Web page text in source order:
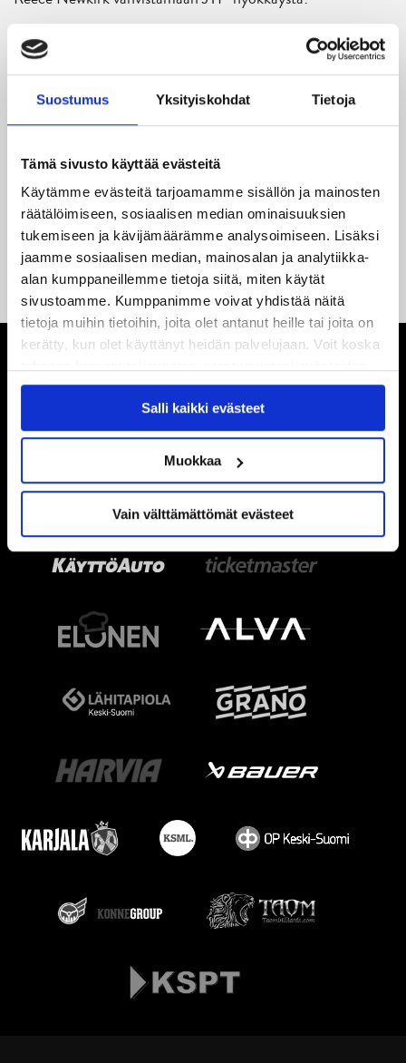
Suostumus Yksityiskohdat Tietoja
Tämä sivusto käyttää evästeitä
Käytämme evästeitä tarjoamamme sisällön ja mainosten
räätälöimiseen, sosiaalisen median ominaisuuksien
tukemiseen ja kävijämäärämme analysoimiseen. Lisäksi
jaamme sosiaalisen median, mainosalan ja analytiikka-
alan kumppaneillemme tietoja siitä, miten käytät
sivustoamme. Kumppanimme voivat yhdistää näitä
tietoja muihin tietoihin, joita olet antanut heille tai joita on
kerätty, kun olet käyttänyt heidän palvelujaan. Voit koska
käytöstäEvästeet-sivultamme.
Salli kaikki evästeet
Muokkaa
Vain välttämättömät evästeet
18.05.2026
Jaatinen ja Liljamo jatkosopimuksiin – JYPin ja KeuPa HT:n
14.05.2026
Tuore Sveitsin mestari Juuso Arola JYP-puolustukseen
kahden vuoden sopimuksella
12.05.2026
Veeti Väisänen JYP-puolustukseen kahden vuoden
sopimuksella